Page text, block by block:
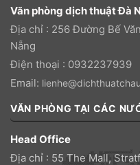
Văn phòng dịch thuật Đà
Địa chỉ : 256 Đường Bế
Nẵng
Điện thoại : 0932237939
Email:
VĂN PHÒNG TẠI CÁC
Head Office
Địa chỉ : 55 The Mall,